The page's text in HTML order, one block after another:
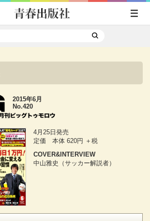
2015年6月
No.420
4月25日発売
定価 本体 620円 ＋税
COVER&INTERVIEW
中山雅史（サッカー解説者）